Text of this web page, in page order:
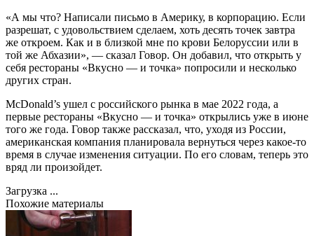
«А мы что? Написали письмо в Америку, в корпорацию. Если
разрешат, с удовольствием сделаем, хоть десять точек завтра
же откроем. Как и в близкой мне по крови Белоруссии или в
той же Абхазии», — сказал Говор. Он добавил, что открыть у
себя рестораны «Вкусно — и точка» попросили и несколько
других стран.
McDonald’s ушел с российского рынка в мае 2022 года, а
первые рестораны «Вкусно — и точка» открылись уже в июне
того же года. Говор также рассказал, что, уходя из России,
американская компания планировала вернуться через какое-то
время в случае изменения ситуации. По его словам, теперь это
вряд ли произойдет.
Загрузка ...
Похожие материалы